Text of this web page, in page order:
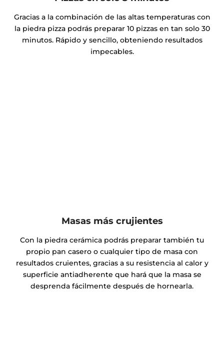
Gracias a la combinación de las altas temperaturas con
la piedra pizza podrás preparar 10 pizzas en tan solo 30
minutos. Rápido y sencillo, obteniendo resultados
impecables.
Masas más crujientes
Con la piedra cerámica podrás preparar también tu
propio pan casero o cualquier tipo de masa con
resultados cruientes, gracias a su resistencia al calor y
superficie antiadherente que hará que la masa se
desprenda fácilmente después de hornearla.